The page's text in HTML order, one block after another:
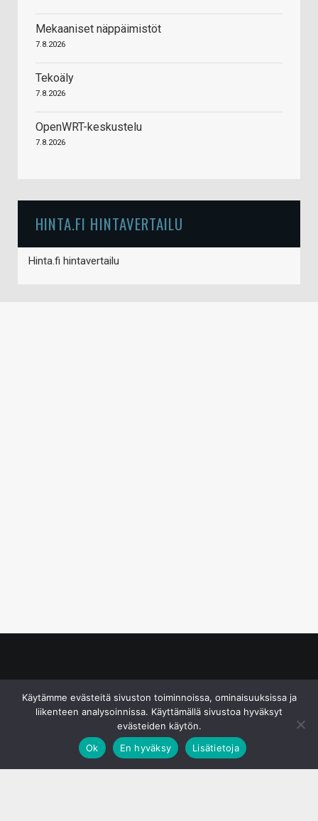
Mekaaniset näppäimistöt
7.8.2026
Tekoäly
7.8.2026
OpenWRT-keskustelu
7.8.2026
HINTA.FI HINTAVERTAILU
Hinta.fi hintavertailu
Käytämme evästeitä sivuston toiminnoissa, ominaisuuksissa ja
liikenteen analysoinnissa. Käyttämällä sivustoa hyväksyt
evästeiden käytön.
Ok
En hyväksy Lisätietoja